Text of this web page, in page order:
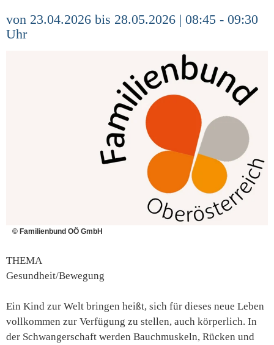
von 23.04.2026 bis 28.05.2026 | 08:45 - 09:30
Uhr
© Familienbund OÖ GmbH
THEMA
Gesundheit/Bewegung
Ein Kind zur Welt bringen heißt, sich für dieses neue Leben
vollkommen zur Verfügung zu stellen, auch körperlich. In
der Schwangerschaft werden Bauchmuskeln, Rücken und